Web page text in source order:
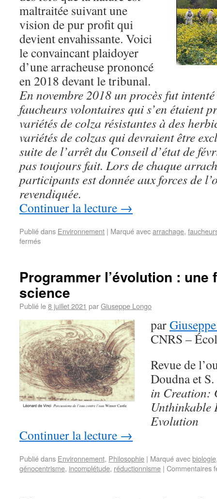
maltraitée suivant une
vision de pur profit qui
devient envahissante. Voici
le convaincant plaidoyer
d’une arracheuse prononcé
en 2018 devant le tribunal.
En novembre 2018 un procès fut
faucheurs volontaires qui s’en étaient
variétés de colza résistantes à des
variétés de colzas qui devraient être
suite de l’arrêt du Conseil d’état de
pas toujours fait. Lors de chaque
participants est donnée aux forces de
revendiquée.
Continuer la lecture →
Publié dans Environnement | Marqué avecarrachage,
fermés
Programmer l’évolution : une
science
Publié le8 juillet 2021 parGiuseppe Longo
par
CNRS –
Revue de
Doudna et
in Creation:
Unthinkable
Evolution
Continuer la lecture →
Publié dans Environnement, Philosophie | Marqué avecbiologie
génocentrisme, incomplétude, réductionnisme | Commentaires